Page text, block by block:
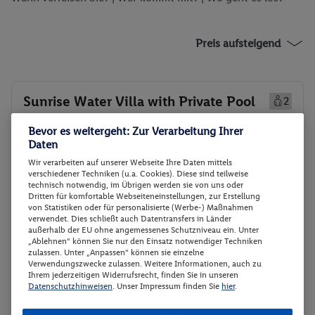
Preis aufsteigend
Sunrise Water Villa with Private Pool
2
Buchen
Sunrise Water Villa with Private Pool
28.08. - 30.08.2027
Sunrise Water Villa with Private Pool
Halbpension
p.P.
1098.-
Gesamt 2196 €
Veranstalter:DERTOUR Deutschland
GmbH
Weitere Informationen des
Bevor es weitergeht: Zur Verarbeitung Ihrer
Daten
Wir verarbeiten auf unserer Webseite Ihre Daten mittels
verschiedener Techniken (u.a. Cookies). Diese sind teilweise
technisch notwendig, im Übrigen werden sie von uns oder
Dritten für komfortable Webseiteneinstellungen, zur Erstellung
von Statistiken oder für personalisierte (Werbe-) Maßnahmen
verwendet. Dies schließt auch Datentransfers in Länder
außerhalb der EU ohne angemessenes Schutzniveau ein. Unter
„Ablehnen“ können Sie nur den Einsatz notwendiger Techniken
zulassen. Unter „Anpassen“ können sie einzelne
Verwendungszwecke zulassen. Weitere Informationen, auch zu
Ihrem jederzeitigen Widerrufsrecht, finden Sie in unseren
Datenschutzhinweisen. Unser Impressum finden Sie hier.